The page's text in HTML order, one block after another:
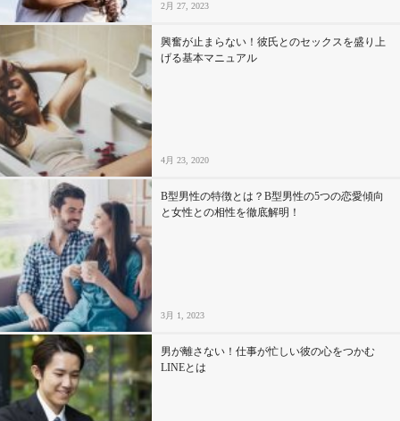
2月 27, 2023
興奮が止まらない！彼氏とのセックスを盛り上
げる基本マニュアル
4月 23, 2020
B型男性の特徴とは？B型男性の5つの恋愛傾向
と女性との相性を徹底解明！
3月 1, 2023
男が離さない！仕事が忙しい彼の心をつかむ
LINEとは